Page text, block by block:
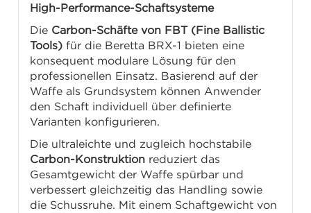
High-Performance-Schaftsysteme
Die Carbon-Schäfte von FBT (Fine Ballistic
Tools) für die Beretta BRX-1 bieten eine
konsequent modulare Lösung für den
professionellen Einsatz. Basierend auf der
Waffe als Grundsystem können Anwender
den Schaft individuell über definierte
Varianten konfigurieren.
Die ultraleichte und zugleich hochstabile
Carbon-Konstruktion reduziert das
Gesamtgewicht der Waffe spürbar und
verbessert gleichzeitig das Handling sowie
die Schussruhe. Mit einem Schaftgewicht von